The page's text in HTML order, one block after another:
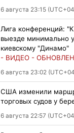
6 августа 23:15
Лига конференций:
выезде минимально
киевскому "Динамо"
- ВИДЕО -
6 августа 23:02
США изменили
торговых судов у
6 августа 22:57